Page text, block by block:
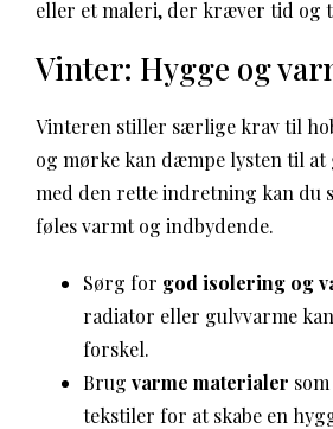
eller et maleri, der kræver tid og
Vinter: Hygge og
Vinteren stiller særlige krav til
og mørke kan dæmpe lysten til at
med den rette indretning kan du
føles varmt og indbydende.
Sørg for god isolering og
radiator eller gulvvarme
forskel.
Brug varme materialer
tekstiler for at skabe en